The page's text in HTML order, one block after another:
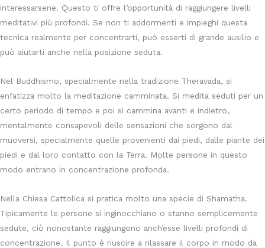
interessarsene. Questo ti offre l’opportunità di raggiungere livelli
meditativi più profondi. Se non ti addormenti e impieghi questa
tecnica realmente per concentrarti, può esserti di grande ausilio e
può aiutarti anche nella posizione seduta.
Nel Buddhismo, specialmente nella tradizione Theravada, si
enfatizza molto la meditazione camminata. Si medita seduti per un
certo periodo di tempo e poi si cammina avanti e indietro,
mentalmente consapevoli delle sensazioni che sorgono dal
muoversi, specialmente quelle provenienti dai piedi, dalle piante dei
piedi e dal loro contatto con la Terra. Molte persone in questo
modo entrano in concentrazione profonda.
Nella Chiesa Cattolica si pratica molto una specie di Shamatha.
Tipicamente le persone si inginocchiano o stanno semplicemente
sedute, ciò nonostante raggiungono anch’esse livelli profondi di
concentrazione. Il punto è riuscire a rilassare il corpo in modo da